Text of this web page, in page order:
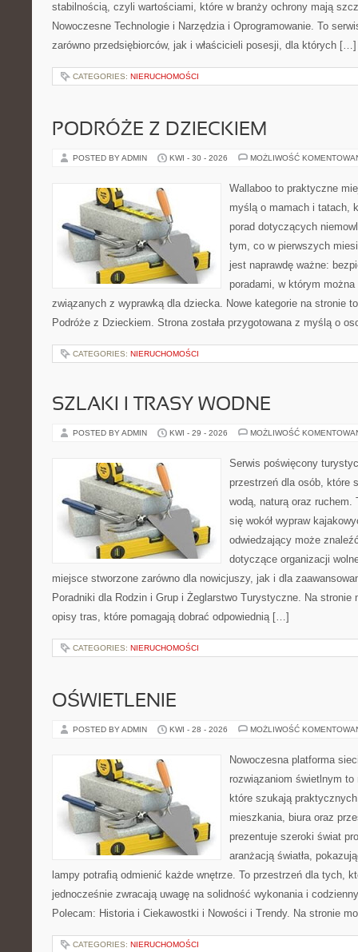
stabilnością, czyli wartościami, które w branży ochrony mają
Nowoczesne Technologie i Narzędzia i Oprogramowanie. To
zarówno przedsiębiorców, jak i właścicieli posesji, dla których […]
CATEGORIES: NIERUCHOMOŚCI
PODRÓŻE Z DZIECKIEM
POSTED BY ADMIN KWI - 30 - 2026 MOŻLIWOŚĆ
Wallaboo to praktyczne
myślą o mamach i tatach,
porad dotyczących
tym, co w pierwszych
jest naprawdę ważne:
poradami, w którym
związanych z wyprawką dla dziecka. Nowe kategorie na stronie
Podróże z Dzieckiem. Strona została przygotowana z myślą o
CATEGORIES: NIERUCHOMOŚCI
SZLAKI I TRASY WODNE
POSTED BY ADMIN KWI - 29 - 2026 MOŻLIWOŚĆ
Serwis poświęcony
przestrzeń dla osób, które
wodą, naturą oraz ruchem.
się wokół wypraw
odwiedzający może
dotyczące organizacji
miejsce stworzone zarówno dla nowicjuszy, jak i dla
Poradniki dla Rodzin i Grup i Żeglarstwo Turystyczne. Na stronie
opisy tras, które pomagają dobrać odpowiednią […]
CATEGORIES: NIERUCHOMOŚCI
OŚWIETLENIE
POSTED BY ADMIN KWI - 28 - 2026 MOŻLIWOŚĆ
Nowoczesna platforma
rozwiązaniom świetlnym
które szukają
mieszkania, biura oraz
prezentuje szeroki świat
aranżacją światła,
lampy potrafią odmienić każde wnętrze. To przestrzeń dla tych,
jednocześnie zwracają uwagę na solidność wykonania i
Polecam: Historia i Ciekawostki i Nowości i Trendy. Na stronie
CATEGORIES: NIERUCHOMOŚCI